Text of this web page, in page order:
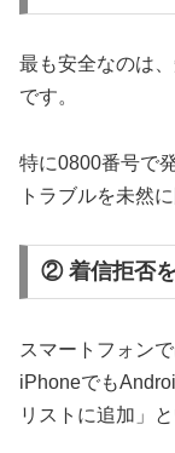
最も安全なのは
です。
特に0800番号で
トラブルを未然
② 着信拒否
スマートフォン
iPhoneでも
リストに追加」